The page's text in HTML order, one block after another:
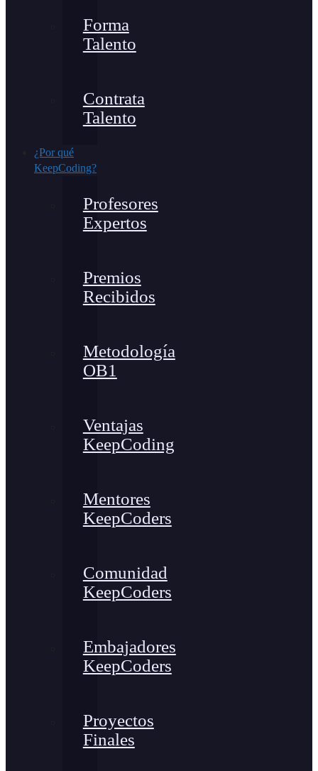
Forma
Talento
Contrata
Talento
¿Por qué
KeepCoding?
Profesores
Expertos
Premios
Recibidos
Metodología
OB1
Ventajas
KeepCoding
Mentores
KeepCoders
Comunidad
KeepCoders
Embajadores
KeepCoders
Proyectos
Finales